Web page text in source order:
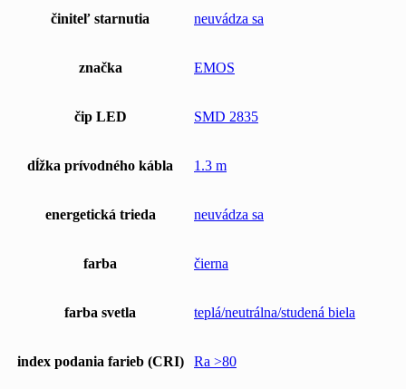
činiteľ starnutia neuvádza sa
značka EMOS
čip LED SMD 2835
dĺžka prívodného kábla 1.3 m
energetická trieda neuvádza sa
farba čierna
farba svetla teplá/neutrálna/studená biela
index podania farieb (CRI) Ra >80